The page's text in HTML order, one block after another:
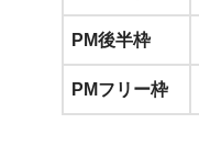
PM後半枠
PMフリー枠